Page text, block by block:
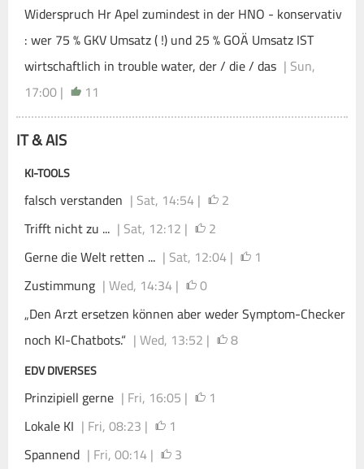
Widerspruch Hr Apel zumindest in der HNO - konservativ
: wer 75 % GKV Umsatz ( !) und 25 % GOÄ Umsatz IST
wirtschaftlich in trouble water, der / die / das | Sun,
17:00 |
11
IT & AIS
KI-TOOLS
falsch verstanden | Sat, 14:54 |
2
Trifft nicht zu ... | Sat, 12:12 |
2
Gerne die Welt retten ... | Sat, 12:04 |
1
Zustimmung | Wed, 14:34 |
0
„Den Arzt ersetzen können aber weder Symptom-Checker
noch KI-Chatbots.“ | Wed, 13:52 | 8
EDV DIVERSES
Prinzipiell gerne | Fri, 16:05 |
1
Lokale KI | Fri, 08:23 |
1
Spannend | Fri, 00:14 |
3